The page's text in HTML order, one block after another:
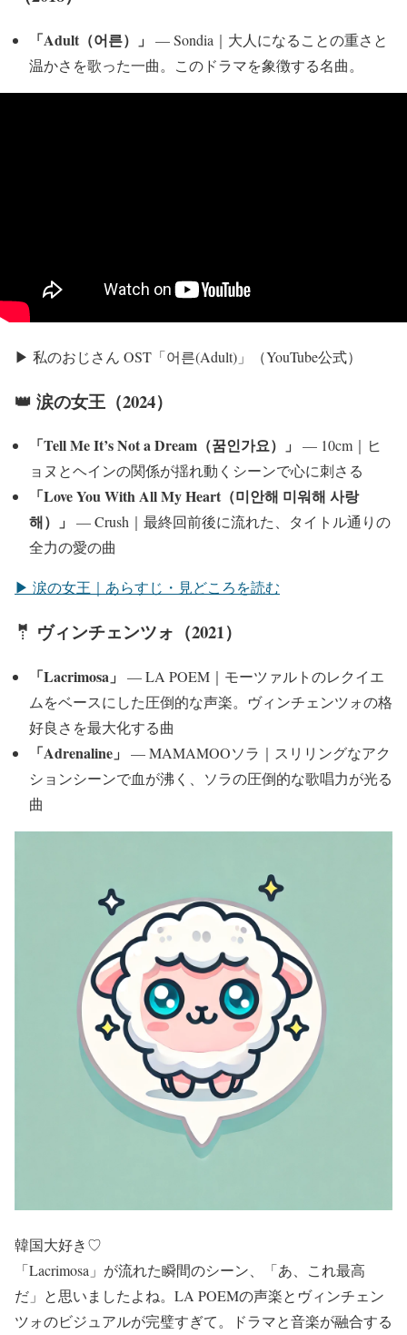
「Adult（어른）」
— Sondia｜大人になることの重さと
温かさを歌った一曲。このドラマを象徴する名曲。
▶ 私のおじさん OST「어른(Adult)」（YouTube公式）
👑 涙の女王（2024）
「Tell Me It’s Not a Dream（꿈인가요）」
— 10cm｜ヒ
ョヌとヘインの関係が揺れ動くシーンで心に刺さる
「Love You With All My Heart（미안해 미워해 사랑
해）」
— Crush｜最終回前後に流れた、タイトル通りの
全力の愛の曲
▶ 涙の女王｜あらすじ・見どころを読む
🤵 ヴィンチェンツォ（2021）
「Lacrimosa」
— LA POEM｜モーツァルトのレクイエ
ムをベースにした圧倒的な声楽。ヴィンチェンツォの格
好良さを最大化する曲
「Adrenaline」
— MAMAMOOソラ｜スリリングなアク
ションシーンで血が沸く、ソラの圧倒的な歌唱力が光る
曲
韓国大好き♡
「Lacrimosa」が流れた瞬間のシーン、「あ、これ最高
だ」と思いましたよね。LA POEMの声楽とヴィンチェン
ツォのビジュアルが完璧すぎて。ドラマと音楽が融合する